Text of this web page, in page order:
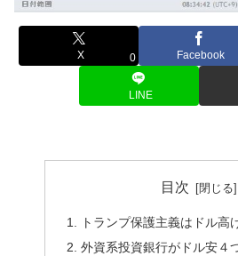
X 0 Facebook
LINE
目次
トランプ保護主義はドル高
外資系投資銀行がドル安４